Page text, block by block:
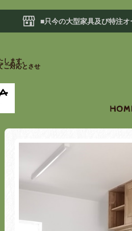
■只今の大型家具及び特注
ます。
ご対応とさせ